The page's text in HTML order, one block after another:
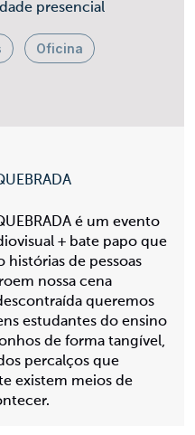
é um evento
+ bate papo que
histórias de pessoas
nossa cena
queremos
estudantes do ensino
de forma tangível,
percalços que
existem meios de
presencial
Oficina